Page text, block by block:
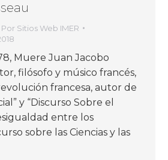
Por Sitios Web IMER
Muere Juan Jacobo
filósofo y músico francés,
francesa, autor de
y “Discurso Sobre el
entre los
sobre las Ciencias y las